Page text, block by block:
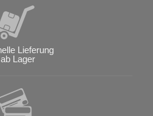
Lieferung
ab Lager